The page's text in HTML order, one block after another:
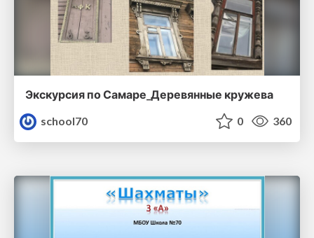
Экскурсия по Самаре_Деревянные кружева
school70
0 360